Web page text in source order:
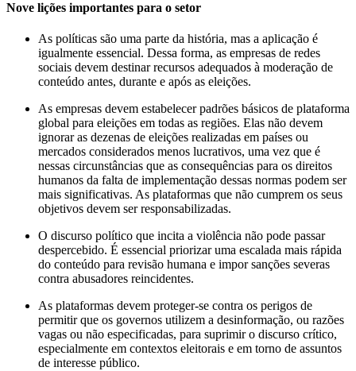
Nove lições importantes para o setor
As políticas são uma parte da história, mas a aplicação é
igualmente essencial. Dessa forma, as empresas de redes
sociais devem destinar recursos adequados à moderação de
conteúdo antes, durante e após as eleições.
As empresas devem estabelecer padrões básicos de plataforma
global para eleições em todas as regiões. Elas não devem
ignorar as dezenas de eleições realizadas em países ou
mercados considerados menos lucrativos, uma vez que é
nessas circunstâncias que as consequências para os direitos
humanos da falta de implementação dessas normas podem ser
mais significativas. As plataformas que não cumprem os seus
objetivos devem ser responsabilizadas.
O discurso político que incita a violência não pode passar
despercebido. É essencial priorizar uma escalada mais rápida
do conteúdo para revisão humana e impor sanções severas
contra abusadores reincidentes.
As plataformas devem proteger-se contra os perigos de
permitir que os governos utilizem a desinformação, ou razões
vagas ou não especificadas, para suprimir o discurso crítico,
especialmente em contextos eleitorais e em torno de assuntos
de interesse público.